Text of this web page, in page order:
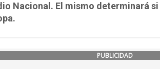
Nacional. El mismo determinará
PUBLICIDAD